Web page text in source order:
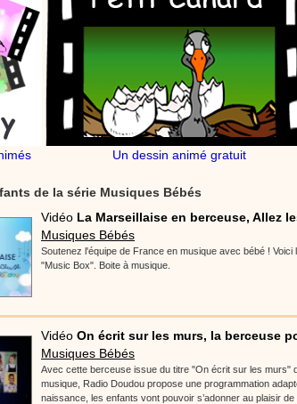
Un dessin animé gratuit
de la série Musiques Bébés
Vidéo La Marseillaise en berceuse, Allez
Musiques Bébés
Soutenez l'équipe de France en musique avec bébé !
"Music Box". Boite à musique.
Vidéo On écrit sur les murs, la berceuse
Musiques Bébés
Avec cette berceuse issue du titre "On écrit sur les murs"
musique, Radio Doudou propose une programmation
naissance, les enfants vont pouvoir s’adonner au plaisir